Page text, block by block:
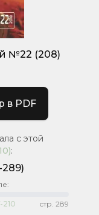
№22 (208)
в PDF
с этой
):
289)
210 стр. 289